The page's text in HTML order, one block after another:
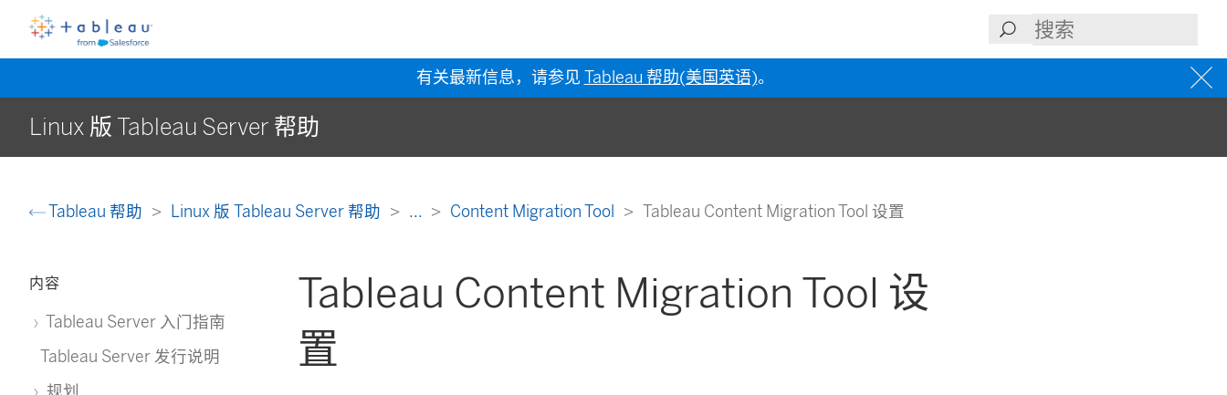
有关最新信息，请参见 Tableau 帮助(美国英语)。
Linux 版 Tableau Server 帮助
Tableau 帮助 Linux 版 Tableau Server 帮助 ... Content Migration Tool Tableau Content Migration Tool 设置
内容
Tableau Server 入门指南
Tableau Server 发行说明
规划
Tableau Content Migration Tool 设
置